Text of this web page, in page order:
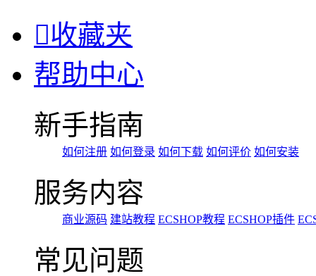
收藏夹
帮助中心
新手指南
如何注册 如何登录 如何下载 如何评价 如何安装
服务内容
商业源码 建站教程 ECSHOP教程 ECSHOP插件
常见问题